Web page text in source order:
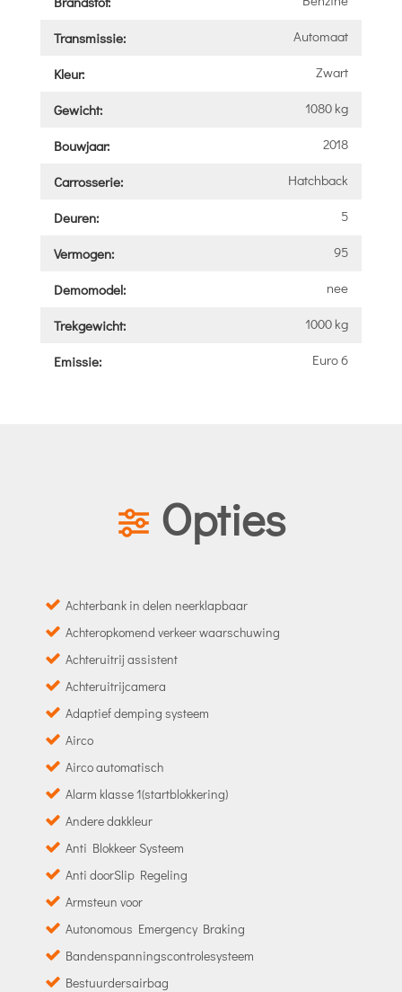
Transmissie: Automaat
Kleur: Zwart
Gewicht: 1080 kg
Bouwjaar: 2018
Carrosserie: Hatchback
Deuren: 5
Vermogen: 95
Demomodel: nee
Trekgewicht: 1000 kg
Emissie: Euro 6
Opties
Achterbank in delen neerklapbaar
Achteropkomend verkeer waarschuwing
Achteruitrij assistent
Achteruitrijcamera
Adaptief demping systeem
Airco
Airco automatisch
Alarm klasse 1(startblokkering)
Andere dakkleur
Anti Blokkeer Systeem
Anti doorSlip Regeling
Armsteun voor
Autonomous Emergency Braking
Bandenspanningscontrolesysteem
Bestuurdersairbag